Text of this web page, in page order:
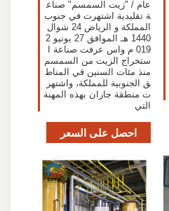
عام / "زيت السمسم" صناع
ة تقليدية اشتهرت في جنوب
المملكة و الرياض 24 شوال
1440 هـ الموافق 27 يونيو 2
019 م واس عرفت صناعة ا
ستخراج الزيت من السمسم
منذ مئات السنين في المناط
ق الجنوبية للمملكة، واشتهر
ت منطقة جازان بهذه المهنة
التي
احصل على السعر